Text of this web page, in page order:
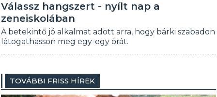
Válassz hangszert - nyílt nap a
zeneiskolában
A betekintő jó alkalmat adott arra, hogy bárki szabadon
látogathasson meg egy-egy órát.
TOVÁBBI FRISS HÍREK